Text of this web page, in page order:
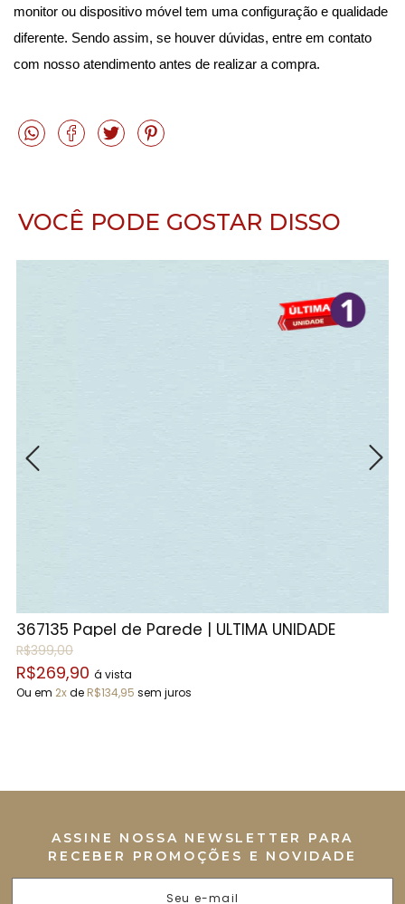
monitor ou dispositivo móvel tem uma configuração e qualidade
diferente. Sendo assim, se houver dúvidas, entre em contato
com nosso atendimento antes de realizar a compra.
VOCÊ PODE GOSTAR DISSO
367135 Papel de Parede | ÚLTIMA UNIDADE
R$399,00
R$269,90 á vista
Ou em 2xde R$134,95 sem juros
ASSINE NOSSA NEWSLETTER PARA
RECEBER PROMOÇÕES E NOVIDADE